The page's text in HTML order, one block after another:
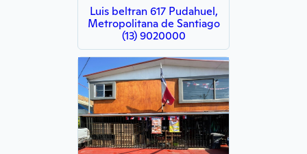
Luis beltran 617 Pudahuel,
Metropolitana de Santiago
(13) 9020000